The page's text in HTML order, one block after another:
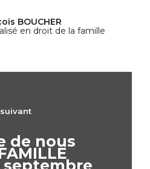
BOUCHER
en droit de la famille
de nous
septembre